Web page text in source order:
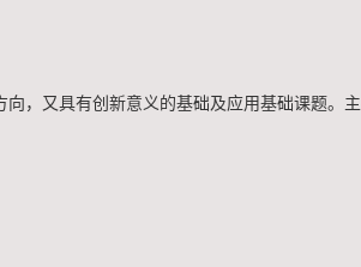
又具有创新意义的基础及应用基础课题。主